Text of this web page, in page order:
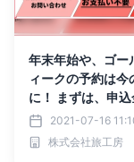
年末年始や、ゴー
ィークの予約は今
に！ まずは、申
払いなしでご希望
を手配！ 7月13日
「お預かりプラン
2021-07-16
株式会社旅工房